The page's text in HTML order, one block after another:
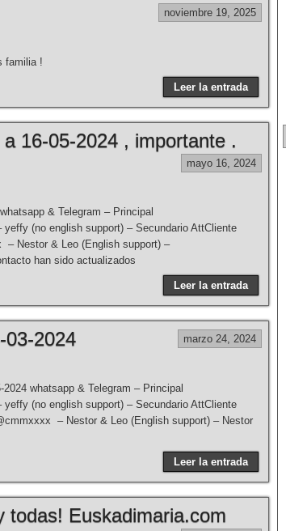
noviembre 19, 2025
familia !
Leer la entrada
16-05-2024 , importante .
mayo 16, 2024
& Telegram – Principal
(no english support) – Secundario AttCliente
– Nestor & Leo (English support) –
han sido actualizados
Leer la entrada
03-2024 marzo 24, 2024
whatsapp & Telegram – Principal
(no english support) – Secundario AttCliente
– Nestor & Leo (English support) – Nestor
Leer la entrada
todas! Euskadimaria.com